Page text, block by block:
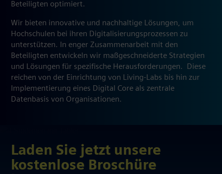
Beteiligten optimiert.
Wir bieten innovative und nachhaltige Lösungen, um
Hochschulen bei ihren Digitalisierungsprozessen zu
unterstützen. In enger Zusammenarbeit mit den
Beteiligten entwickeln wir maßgeschneiderte Strategien
und Lösungen für spezifische Herausforderungen. Diese
reichen von der Einrichtung von Living-Labs bis hin zur
Implementierung eines Digital Core als zentrale
Datenbasis von Organisationen.
Laden Sie jetzt unsere
kostenlose Broschüre